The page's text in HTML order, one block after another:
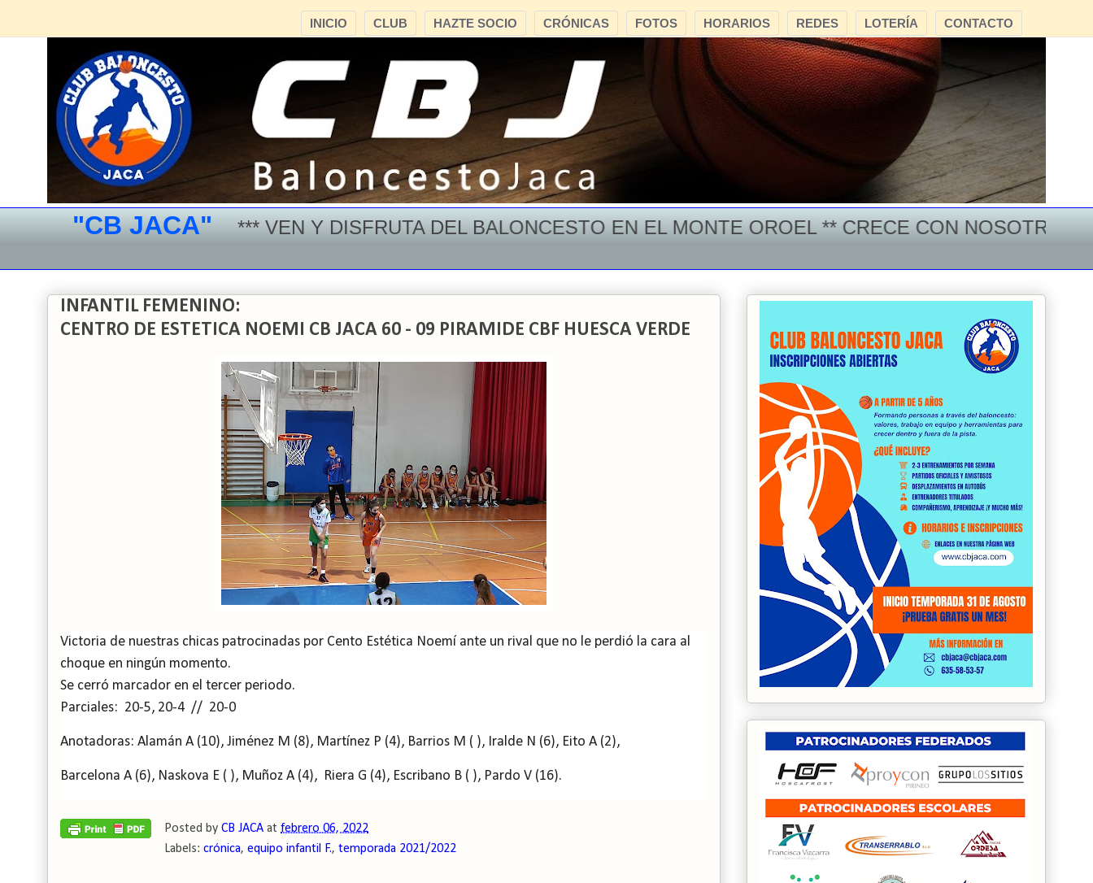
CONTACTO
LOTERÍA
REDES
HORARIOS
FOTOS
CRÓNICAS
HAZTE SOCIO
CLUB
INICIO
"CB JACA" *** VEN Y DISFRUTA DEL BALONCESTO EN EL MONTE OROEL ** CRECE CON NOSOTROS ***
INFANTIL FEMENINO:
CENTRO DE ESTETICA NOEMI CB JACA 60 - 09 PIRAMIDE CBF HUESCA VERDE
Victoria de nuestras chicas patrocinadas por Cento Estética Noemí ante un rival que no le perdió la cara al
choque en ningún momento.
Se cerró marcador en el tercer periodo.
Parciales: 20-5, 20-4 // 20-0
Anotadoras: Alamán A (10), Jiménez M (8), Martínez P (4), Barrios M ( ), Iralde N (6), Eito A (2),
Barcelona A (6), Naskova E ( ), Muñoz A (4), Riera G (4), Escribano B ( ), Pardo V (16).
Posted by CB JACA at febrero 06, 2022
Labels: crónica, equipo infantil F., temporada 2021/2022